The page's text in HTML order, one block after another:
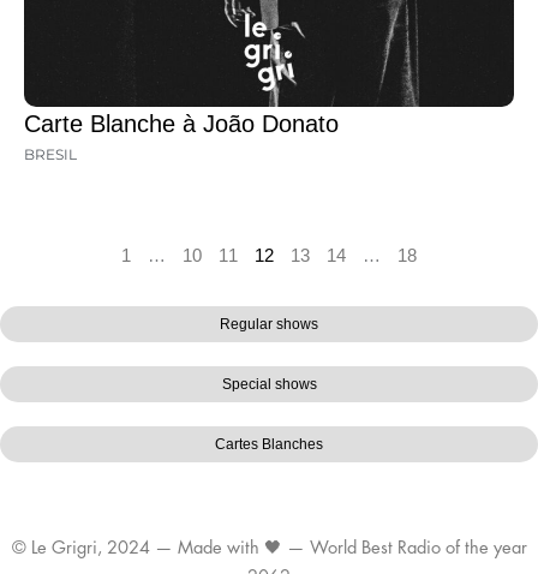
Regular shows
Special shows
Cartes Blanches
Carte Blanche à João Donato
BRESIL
1 … 10 11 12 13 14 … 18
© Le Grigri, 2024 — Made with 🖤 — World Best Radio of the year